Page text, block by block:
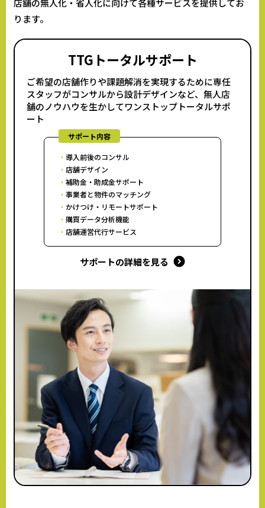
ります。
TTGトータルサポート
ご希望の店舗作りや課題解消を実現するために専任
スタッフがコンサルから設計デザインなど、無人店
舗のノウハウを生かしてワンストップトータルサポ
ート
サポート内容
導入前後のコンサル
店舗デザイン
補助金・助成金サポート
事業者と物件のマッチング
かけつけ・リモートサポート
購買データ分析機能
店舗運営代行サービス
サポートの詳細を見る